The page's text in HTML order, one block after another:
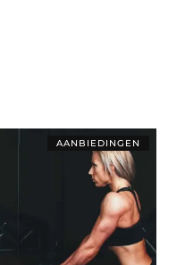
AANBIEDINGEN